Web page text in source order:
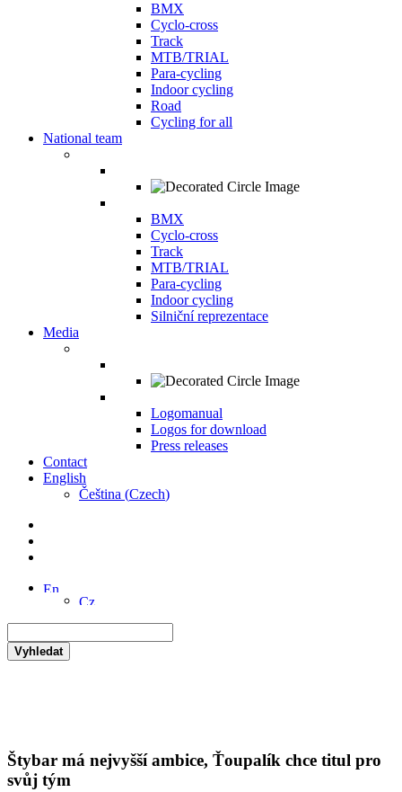
BMX
Cyclo-cross
Track
MTB/TRIAL
Para-cycling
Indoor cycling
Road
Cycling for all
National team
BMX
Cyclo-cross
Track
MTB/TRIAL
Para-cycling
Indoor cycling
Silniční reprezentace
Media
Logomanual
Logos for download
Press releases
Contact
English
Čeština (Czech)
Vyhledat
Štybar má nejvyšší ambice, Ťoupalík chce titul pro
svůj tým